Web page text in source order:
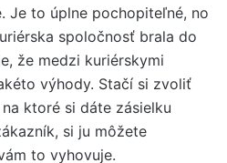
Je to úplne pochopiteľné, no
spoločnosť brala do
že medzi kuriérskymi
výhody. Stačí si zvoliť
ktoré si dáte zásielku
si ju môžete
to vyhovuje.